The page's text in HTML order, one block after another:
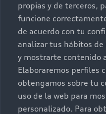
propias y de terceros,
funcione
de acuerdo con tu
analizar tus hábitos de
y mostrarte contenido
Elaboraremos perfiles
obtengamos sobre tu
uso de la web para
personalizado. Para
Nuestras Promociones
Postventa
Audi Aftersales
Autos Nuevos
Quiero un Audi nuevo
Seminuevos
Audi Certified :plus
Contacto